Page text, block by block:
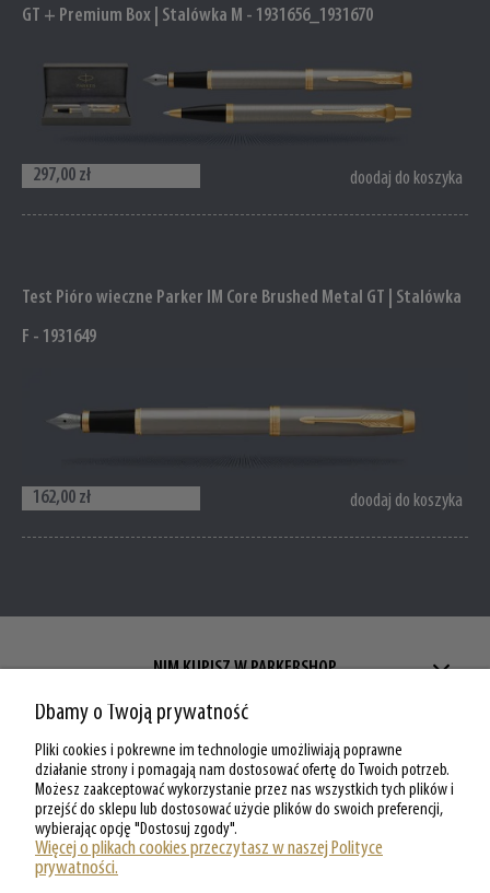
GT + Premium Box | Stalówka M - 1931656_1931670
297,00 zł doodaj do koszyka
Test Pióro wieczne Parker IM Core Brushed Metal GT | Stalówka
F - 1931649
162,00 zł doodaj do koszyka
NIM KUPISZ W PARKERSHOP
ZAKUPY W PARKERSHOP
MOJE KONTO W PARKERSHOP
O PARKERSHOP
Dbamy o Twoją prywatność
Pliki cookies i pokrewne im technologie umożliwiają poprawne
działanie strony i pomagają nam dostosować ofertę do Twoich potrzeb.
Możesz zaakceptować wykorzystanie przez nas wszystkich tych plików i
przejść do sklepu lub dostosować użycie plików do swoich preferencji,
wybierając opcję "Dostosuj zgody".
Więcej o plikach cookies przeczytasz w naszej Polityce
prywatności.